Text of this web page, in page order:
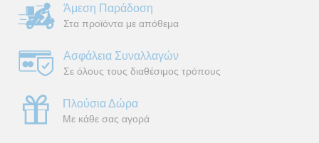
Άμεση Παράδοση
Στα προϊόντα με απόθεμα
Ασφάλεια Συναλλαγών
Σε όλους τους διαθέσιμος τρόπους
Πλούσια Δώρα
Με κάθε σας αγορά